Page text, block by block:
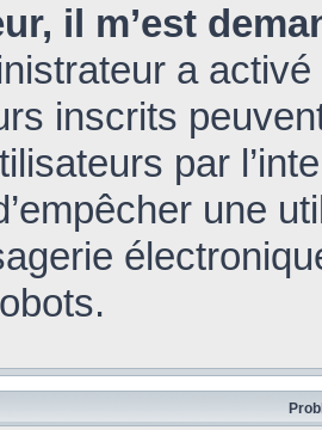
il m’est
a
inscrits
par
une